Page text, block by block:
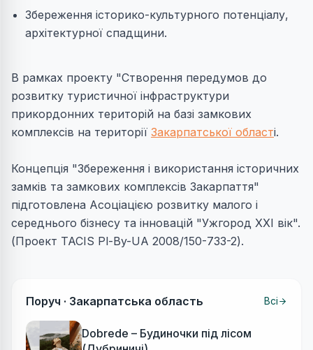
Збереження історико-культурного потенціалу,
архітектурної спадщини.
В рамках проекту "Створення передумов до
розвитку туристичної інфраструктури
прикордонних територій на базі замкових
комплексів на території Закарпатської області.
Концепція "Збереження і використання історичних
замків та замкових комплексів Закарпаття"
підготовлена Асоціацією розвитку малого і
середнього бізнесу та інновацій "Ужгород XXI вік".
(Проект TACIS Pl-By-UA 2008/150-733-2).
Поруч · Закарпатська область Всі
Dobrede – Будиночки під лісом